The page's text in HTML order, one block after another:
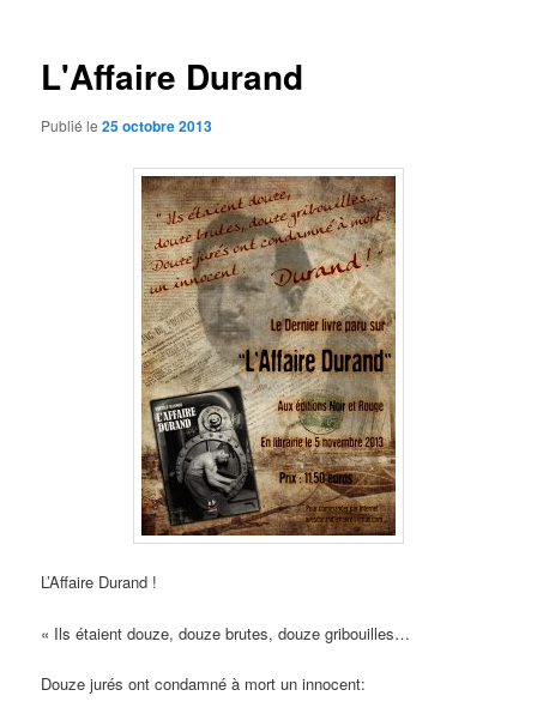
L'Affaire Durand
Publié le25 octobre 2013
L’Affaire Durand !
« Ils étaient douze, douze brutes, douze gribouilles…
Douze jurés ont condamné à mort un innocent: